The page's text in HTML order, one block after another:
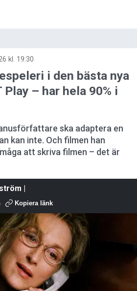
kl. 19:30
i den bästa nya
– har hela 90% i
ska adaptera en
kan inte. Och filmen han
att skriva filmen – det är
|
Kopiera länk